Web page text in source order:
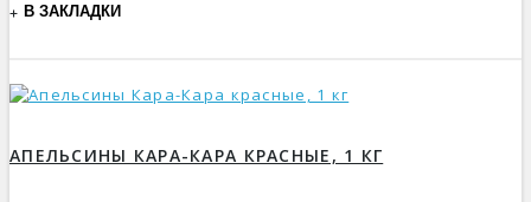
В ЗАКЛАДКИ
АПЕЛЬСИНЫ КАРА-КАРА КРАСНЫЕ, 1 КГ